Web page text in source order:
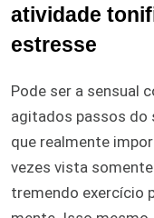
atividade
estresse
Pode ser a sensual
agitados passos do
que realmente
vezes vista
tremendo exercício